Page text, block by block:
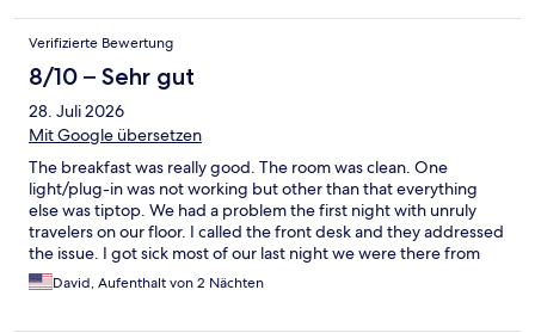
Verifizierte Bewertung
8/10 – Sehr gut
28. Juli 2026
Mit Google übersetzen
The breakfast was really good. The room was clean. One
light/plug-in was not working but other than that everything
else was tiptop. We had a problem the first night with unruly
travelers on our floor. I called the front desk and they addressed
the issue. I got sick most of our last night we were there from
some bad food I ate nearby and they let us check out late the
next day. So, I was very pleased with the staff.
David, Aufenthalt von 2 Nächten